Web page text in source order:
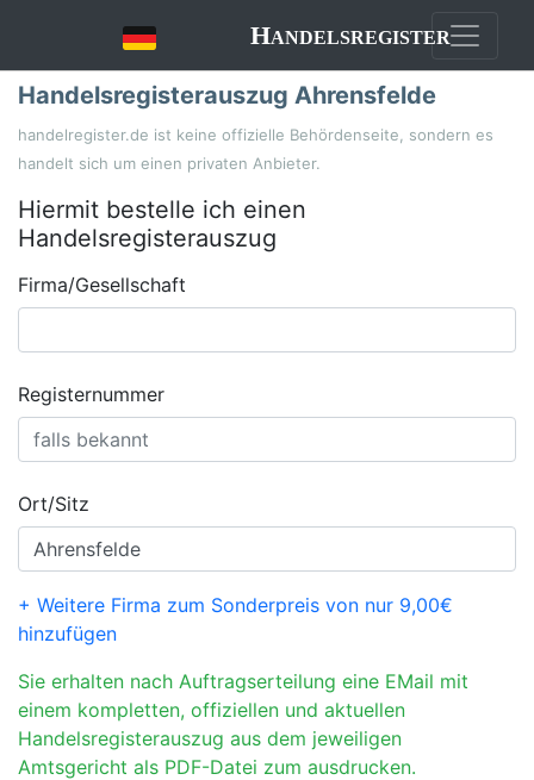
Handelsregister
Handelsregisterauszug Ahrensfelde
handelregister.de ist keine offizielle Behördenseite, sondern es
handelt sich um einen privaten Anbieter.
Hiermit bestelle ich einen
Handelsregisterauszug
Firma/Gesellschaft
Registernummer
Ort/Sitz
+ Weitere Firma zum Sonderpreis von nur 9,00€
hinzufügen
Sie erhalten nach Auftragserteilung eine EMail mit
einem kompletten, offiziellen und aktuellen
Handelsregisterauszug aus dem jeweiligen
Amtsgericht als PDF-Datei zum ausdrucken.